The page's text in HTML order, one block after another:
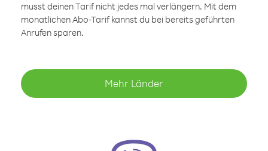
musst deinen Tarif nicht jedes mal verlängern. Mit dem
monatlichen Abo-Tarif kannst du bei bereits geführten
Anrufen sparen.
Mehr Länder